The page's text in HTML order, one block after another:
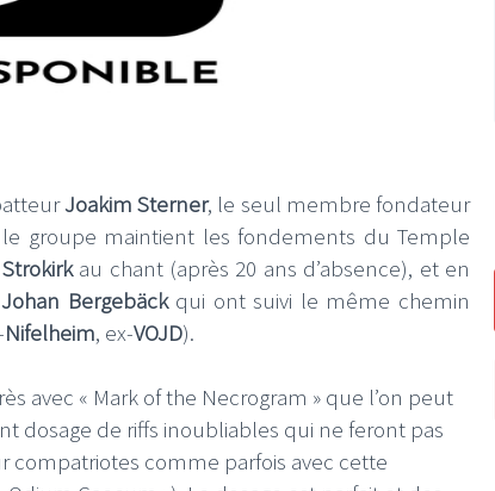
Joakim Sterner, le seul membre fondateur
groupe maintient les fondements du Temple
au chant (après 20 ans d’absence), et en
Johan Bergebäckqui ont suivi le même chemin
Nifelheim, ex-VOJD).
avec « Mark of the Necrogram » que l’on peut
dosage de riffs inoubliables qui ne feront pas
compatriotes comme parfois avec cette